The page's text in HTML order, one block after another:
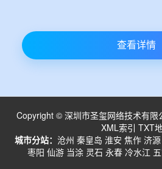
查看详情
Copyright © 深圳市圣玺网络技术有限
XML索引 TXT
城市分站： 沧州 秦皇岛 淮安 焦作 济源
枣阳 仙游 当涂 灵石 永春 冷水江